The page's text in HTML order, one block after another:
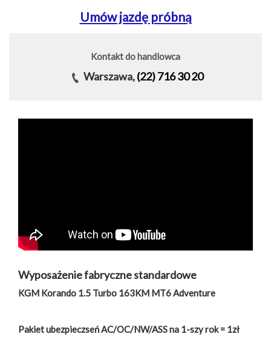
Umów jazdę próbną
Kontakt do handlowca
Warszawa,(22) 716 30 20
Wyposażenie fabryczne standardowe
KGM Korando 1.5 Turbo 163KM MT6 Adventure
Pakiet ubezpieczseń AC/OC/NW/ASS na 1-szy rok = 1zł